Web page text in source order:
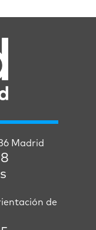
Madrid
de